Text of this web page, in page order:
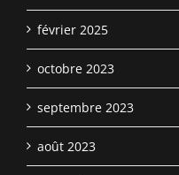
février 2025
octobre 2023
septembre 2023
août 2023